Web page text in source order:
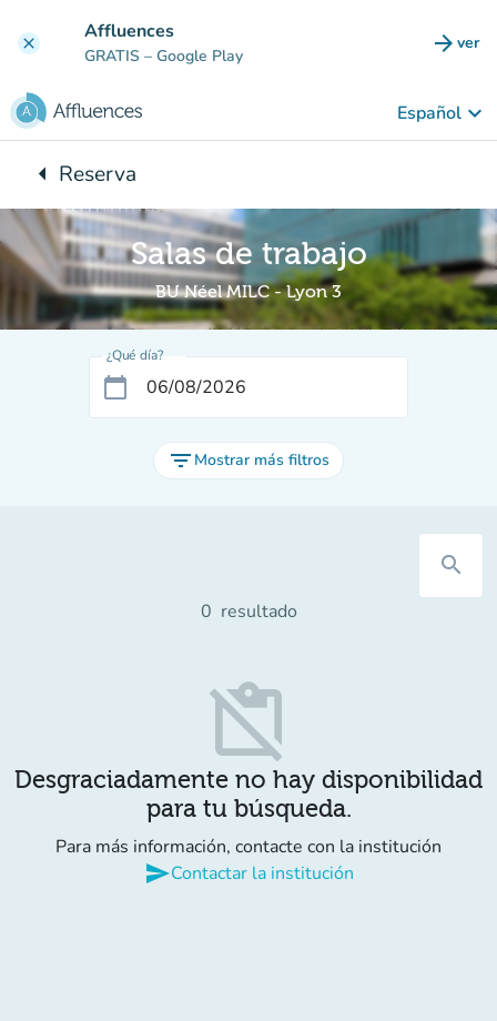
clear Affluences
GRATIS – Google Play arrow_forward ver
Español keyboard_arrow_down
arrow_leftVuelta:
Reserva
Salas de trabajo
BU Néel MILC - Lyon 3
¿Qué día?
calendar_today
filter_list Mostrar más filtros
search
0 resultado
content_paste_off
Desgraciadamente no hay disponibilidad
para tu búsqueda.
Para más información, contacte con la institución
sendContactar la institución